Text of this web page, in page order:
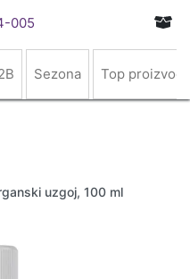
005
Sezona Top proizvodi
uzgoj, 100 ml